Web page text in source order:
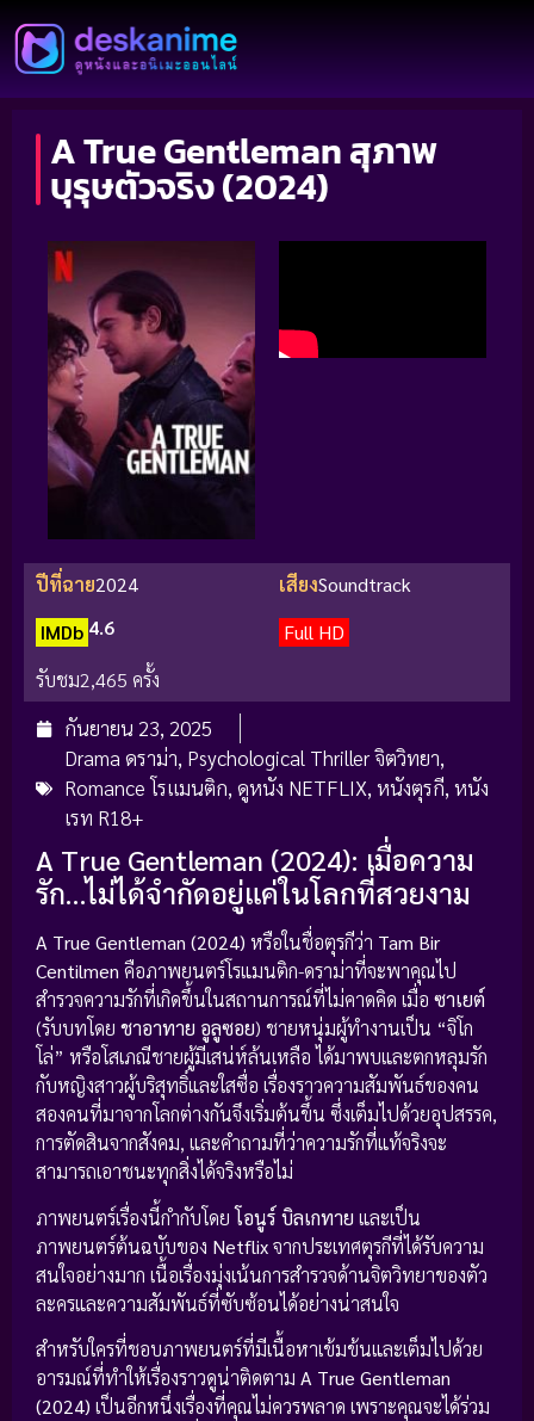
A True Gentleman สุภาพ
บุรุษตัวจริง (2024)
ปีที่ฉาย2024 เสียงSoundtrack
IMDb 4.6
Full HD
รับชม2,465 ครั้ง
กันยายน 23, 2025
Drama ดราม่า, Psychological Thriller จิตวิทยา,
Romance โรแมนติก, ดูหนัง NETFLIX, หนังตุรกี, หนัง
เรท R18+
A True Gentleman (2024): เมื่อความ
รัก…ไม่ได้จำกัดอยู่แค่ในโลกที่สวยงาม
A True Gentleman (2024) หรือในชื่อตุรกีว่า Tam Bir
Centilmen คือภาพยนตร์โรแมนติก-ดราม่าที่จะพาคุณไป
สำรวจความรักที่เกิดขึ้นในสถานการณ์ที่ไม่คาดคิด เมื่อ ซาเยต์
(รับบทโดย ชาอาทาย อูลูซอย) ชายหนุ่มผู้ทำงานเป็น “จิโก
โล่” หรือโสเภณีชายผู้มีเสน่ห์ล้นเหลือ ได้มาพบและตกหลุมรัก
กับหญิงสาวผู้บริสุทธิ์และใสซื่อ เรื่องราวความสัมพันธ์ของคน
สองคนที่มาจากโลกต่างกันจึงเริ่มต้นขึ้น ซึ่งเต็มไปด้วยอุปสรรค,
การตัดสินจากสังคม, และคำถามที่ว่าความรักที่แท้จริงจะ
สามารถเอาชนะทุกสิ่งได้จริงหรือไม่
ภาพยนตร์เรื่องนี้กำกับโดยโอนูร์ บิลเกทาย และเป็น
ภาพยนตร์ต้นฉบับของ Netflixจากประเทศตุรกีที่ได้รับความ
สนใจอย่างมาก เนื้อเรื่องมุ่งเน้นการสำรวจด้านจิตวิทยาของตัว
ละครและความสัมพันธ์ที่ซับซ้อนได้อย่างน่าสนใจ
สำหรับใครที่ชอบภาพยนตร์ที่มีเนื้อหาเข้มข้นและเต็มไปด้วย
อารมณ์ที่ทำให้เรื่องราวดูน่าติดตาม A True Gentleman
(2024) เป็นอีกหนึ่งเรื่องที่คุณไม่ควรพลาด เพราะคุณจะได้ร่วม